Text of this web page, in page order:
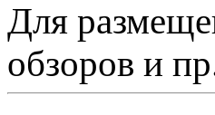
Для
обзоров и